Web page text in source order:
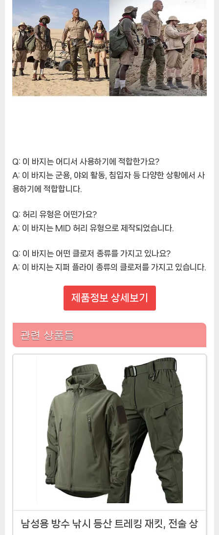
Q: 이 바지는 어디서 사용하기에 적합한가요?
A: 이 바지는 군용, 야외 활동, 침입자 등 다양한 상황에서 사
용하기에 적합합니다.
Q: 허리 유형은 어떤가요?
A: 이 바지는 MID 허리 유형으로 제작되었습니다.
Q: 이 바지는 어떤 클로저 종류를 가지고 있나요?
A: 이 바지는 지퍼 플라이 종류의 클로저를 가지고 있습니다.
제품정보 상세보기
관련 상품들
남성용 방수 낚시 등산 트레킹 재킷, 전술 상